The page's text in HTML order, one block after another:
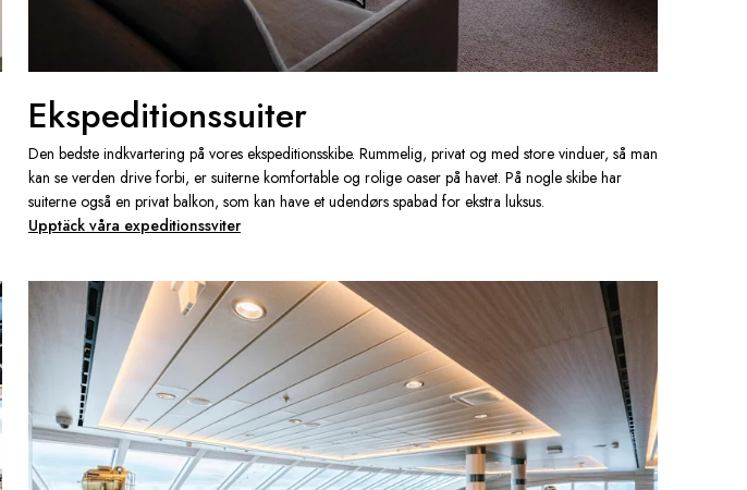
Ekspeditionssuiter
Den bedste indkvartering på vores ekspeditionsskibe. Rummelig, privat og med store vinduer, så man
kan se verden drive forbi, er suiterne komfortable og rolige oaser på havet. På nogle skibe har
suiterne også en privat balkon, som kan have et udendørs spabad for ekstra luksus.
Upptäck våra expeditionssviter